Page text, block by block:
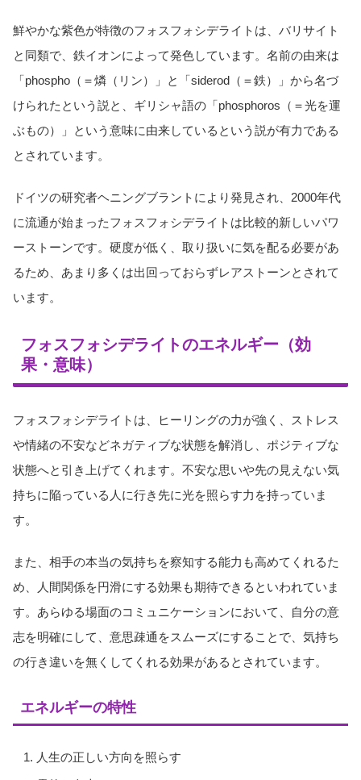
鮮やかな紫色が特徴のフォスフォシデライトは、バリサイト
と同類で、鉄イオンによって発色しています。名前の由来は
「phospho（＝燐（リン）」と「siderod（＝鉄）」から名づ
けられたという説と、ギリシャ語の「phosphoros（＝光を運
ぶもの）」という意味に由来しているという説が有力である
とされています。
ドイツの研究者ヘニングブラントにより発見され、2000年代
に流通が始まったフォスフォシデライトは比較的新しいパワ
ーストーンです。硬度が低く、取り扱いに気を配る必要があ
るため、あまり多くは出回っておらずレアストーンとされて
います。
フォスフォシデライトのエネルギー（効
果・意味）
フォスフォシデライトは、ヒーリングの力が強く、ストレス
や情緒の不安などネガティブな状態を解消し、ポジティブな
状態へと引き上げてくれます。不安な思いや先の見えない気
持ちに陥っている人に行き先に光を照らす力を持っていま
す。
また、相手の本当の気持ちを察知する能力も高めてくれるた
め、人間関係を円滑にする効果も期待できるといわれていま
す。あらゆる場面のコミュニケーションにおいて、自分の意
志を明確にして、意思疎通をスムーズにすることで、気持ち
の行き違いを無くしてくれる効果があるとされています。
エネルギーの特性
人生の正しい方向を照らす